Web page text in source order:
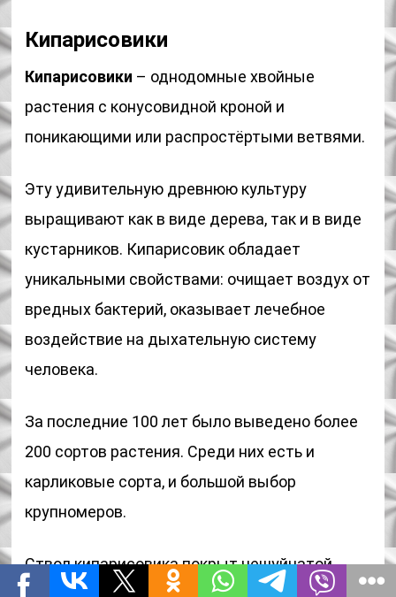
Кипарисовики
Кипарисовики – однодомные хвойные
растения с конусовидной кроной и
поникающими или распростёртыми ветвями.
Эту удивительную древнюю культуру
выращивают как в виде дерева, так и в виде
кустарников. Кипарисовик обладает
уникальными свойствами: очищает воздух от
вредных бактерий, оказывает лечебное
воздействие на дыхательную систему
человека.
За последние 100 лет было выведено более
200 сортов растения. Среди них есть и
карликовые сорта, и большой выбор
крупномеров.
Ствол кипарисовика покрыт чешуйчатой